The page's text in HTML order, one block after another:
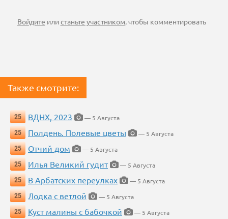
Войдите илистаньте участником, чтобы комментировать
Также смотрите:
25 ВДНХ, 2023
— 5 Августа
25
Полдень. Полевые цветы
— 5 Августа
25
Отчий дом
— 5 Августа
25
Илья Великий гудит
— 5 Августа
25
В Арбатских переулках
— 5 Августа
25
Лодка с ветлой
— 5 Августа
25
Куст малины с бабочкой
— 5 Августа